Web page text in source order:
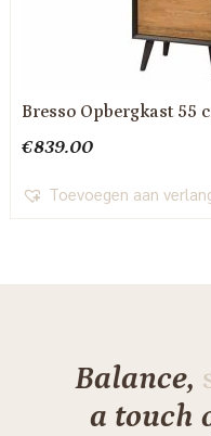
Bresso Opbergkast 55
€839.00
Toevoegen aan
Balance,
a touch